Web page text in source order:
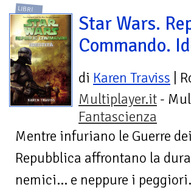
LIBRI
Star Wars.
Commando.
di Karen Traviss |
Multiplayer.it -
Fantascienza
Mentre infuriano le Guerre
Repubblica affrontano la
nemici… e neppure i peggiori.